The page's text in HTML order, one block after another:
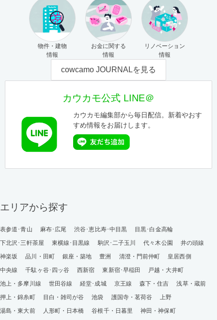
物件・建物
情報
お金に関する
情報
リノベーション
情報
cowcamo JOURNALを見る
カウカモ公式 LINE＠
カウカモ編集部から毎日配信。新着やおす
すめ情報をお届けします。
エリアから探す
表参道･青山 麻布･広尾 渋谷･恵比寿･中目黒
目黒･白金高輪
下北沢･三軒茶屋
東横線･目黒線 駒沢･二子玉川 代々木公園
井の頭線
神楽坂
品川・田町 銀座・築地 豊洲 清澄・門前仲町
皇居西側
中央線
千駄ヶ谷･四ッ谷 西新宿 東新宿･早稲田
戸越・大井町
池上・多摩川線
世田谷線 経堂･成城 京王線 森下・住吉
浅草・蔵前
押上・錦糸町
目白・雑司が谷 池袋 護国寺・茗荷谷
上野
湯島・東大前
人形町・日本橋 谷根千・日暮里
神田・神保町